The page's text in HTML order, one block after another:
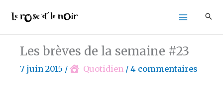
contenu
Les brèves de la semaine #23
7 juin 2015 / Quotidien/ 4 commentaires